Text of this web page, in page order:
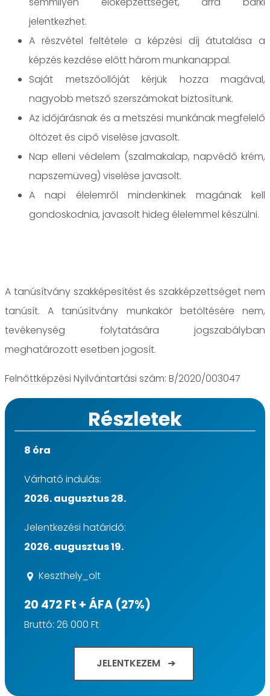
jelentkezhet.
A részvétel feltétele a képzési díj átutalása a
képzés kezdése előtt három munkanappal.
Saját metszőollóját kérjük hozza magával,
nagyobb metsző szerszámokat biztosítunk.
Az időjárásnak és a metszési munkának megfelelő
öltözet és cipő viselése javasolt.
Nap elleni védelem (szalmakalap, napvédő krém,
napszemüveg) viselése javasolt.
A napi élelemről mindenkinek magának kell
gondoskodnia, javasolt hideg élelemmel készülni.
A tanúsítvány szakképesítést és szakképzettséget nem
tanúsít. A tanúsítvány munkakör betöltésére nem,
tevékenység folytatására jogszabályban
meghatározott esetben jogosít.
Felnőttképzési Nyilvántartási szám: B/2020/003047
Részletek
8 óra
Várható indulás:
2026. augusztus 28.
Jelentkezési határidő:
2026. augusztus 19.
Keszthely_olt
20 472 Ft + ÁFA (27%)
Bruttó: 26 000 Ft
JELENTKEZEM